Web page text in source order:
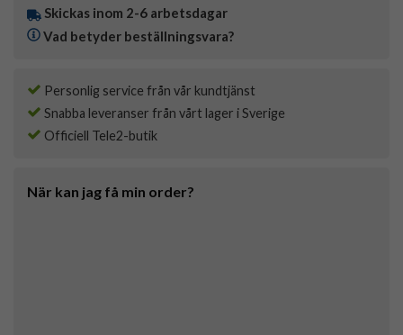
Skickas inom 2-6 arbetsdagar
Vad betyder beställningsvara?
Personlig service från vår kundtjänst
Snabba leveranser från vårt lager i Sverige
Officiell Tele2-butik
När kan jag få min order?